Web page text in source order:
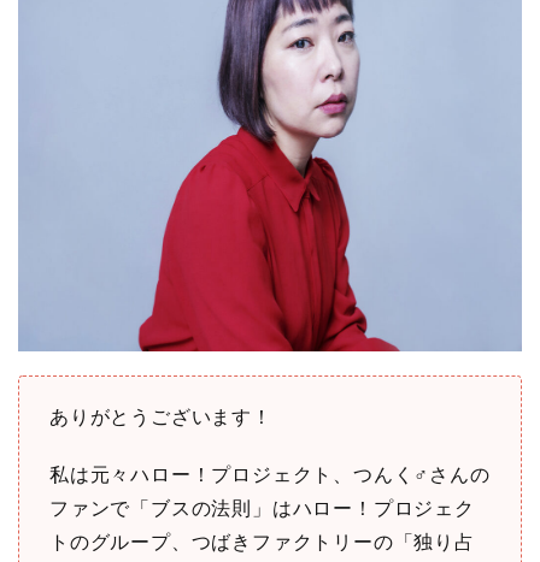
ありがとうございます！
私は元々ハロー！プロジェクト、つんく♂さんの
ファンで「ブスの法則」はハロー！プロジェク
トのグループ、つばきファクトリーの「独り占